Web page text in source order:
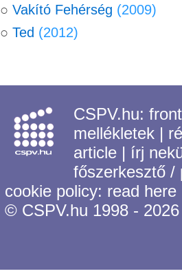
○ Vakító Fehérség (2009)
○ Ted (2012)
CSPV.hu:
mellékletek |
article | írj
főszerkesztő
cookie policy: read here
© CSPV.hu 1998 - 2026